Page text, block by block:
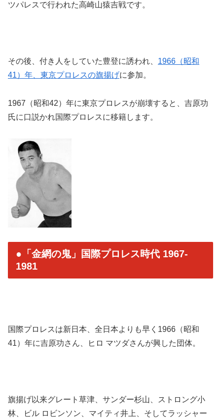
ツパレスで行われた高崎山猿吉戦です。
その後、付き人をしていた豊登に誘われ、 1966（昭和
41）年、東京プロレスの旗揚げに参加。
1967（昭和42）年に東京プロレスが崩壊すると、吉原功
氏に口説かれ国際プロレスに移籍します。
●「金網の鬼」国際プロレス時代 1967-
1981
国際プロレスは新日本、全日本よりも早く1966（昭和
41）年に吉原功さん、ヒロ マツダさんが興した団体。
旗揚げ以来グレート草津、サンダー杉山、ストロング小
林、ビル ロビンソン、マイティ井上、そしてラッシャー